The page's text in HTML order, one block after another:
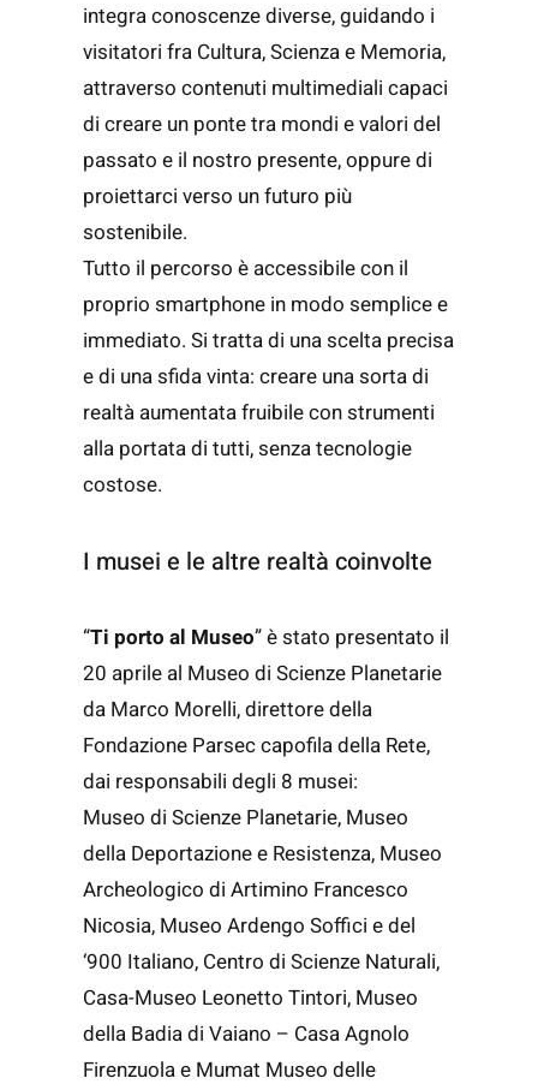
integra conoscenze diverse, guidando i
visitatori fra Cultura, Scienza e Memoria,
attraverso contenuti multimediali capaci
di creare un ponte tra mondi e valori del
passato e il nostro presente, oppure di
proiettarci verso un futuro più
sostenibile.
Tutto il percorso è accessibile con il
proprio smartphone in modo semplice e
immediato. Si tratta di una scelta precisa
e di una sfida vinta: creare una sorta di
realtà aumentata fruibile con strumenti
alla portata di tutti, senza tecnologie
costose.
I musei e le altre realtà coinvolte
“Ti porto al Museo” è stato presentato il
20 aprile al Museo di Scienze Planetarie
da Marco Morelli, direttore della
Fondazione Parsec capofila della Rete,
dai responsabili degli 8 musei:
Museo di Scienze Planetarie, Museo
della Deportazione e Resistenza, Museo
Archeologico di Artimino Francesco
Nicosia, Museo Ardengo Soffici e del
‘900 Italiano, Centro di Scienze Naturali,
Casa-Museo Leonetto Tintori, Museo
della Badia di Vaiano – Casa Agnolo
Firenzuola e Mumat Museo delle